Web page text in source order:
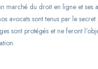
marché du droit en ligne et ses
avocats sont tenus par le
sont protégés et ne feront